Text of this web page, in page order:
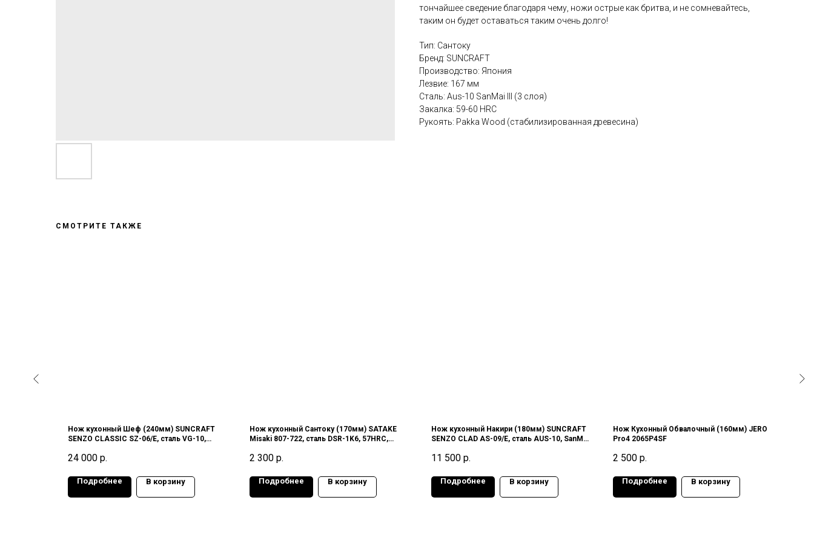
тончайшее сведение благодаря чему, ножи острые как бритва, и не сомневайтесь,
таким он будет оставаться таким очень долго!
Тип: Сантоку
Бренд: SUNCRAFT
Производство: Япония
Лезвие: 167 мм
Сталь: Aus-10 SanMai III (3 слоя)
Закалка: 59-60 HRC
Рукоять: Pakka Wood (стабилизированная древесина)
СМОТРИТЕ ТАКЖЕ
Нож кухонный Шеф (240мм) SUNCRAFT
SENZO CLASSIC SZ-06/E, сталь VG-10,
Япония
24 000 р.
Подробнее В корзину
Нож кухонный Сантоку (170мм) SATAKE
Misaki 807-722, сталь DSR-1K6, 57HRC,
2 300 р.
Подробнее В корзину
Нож кухонный Накири (180мм) SUNCRAFT
SENZO CLAD AS-09/E, сталь AUS-10, SanMai
11 500 р.
Подробнее В корзину
Нож Кухонный Обвалочный (160мм) JERO
Pro4 2065P4SF
2 500 р.
Подробнее В корзину